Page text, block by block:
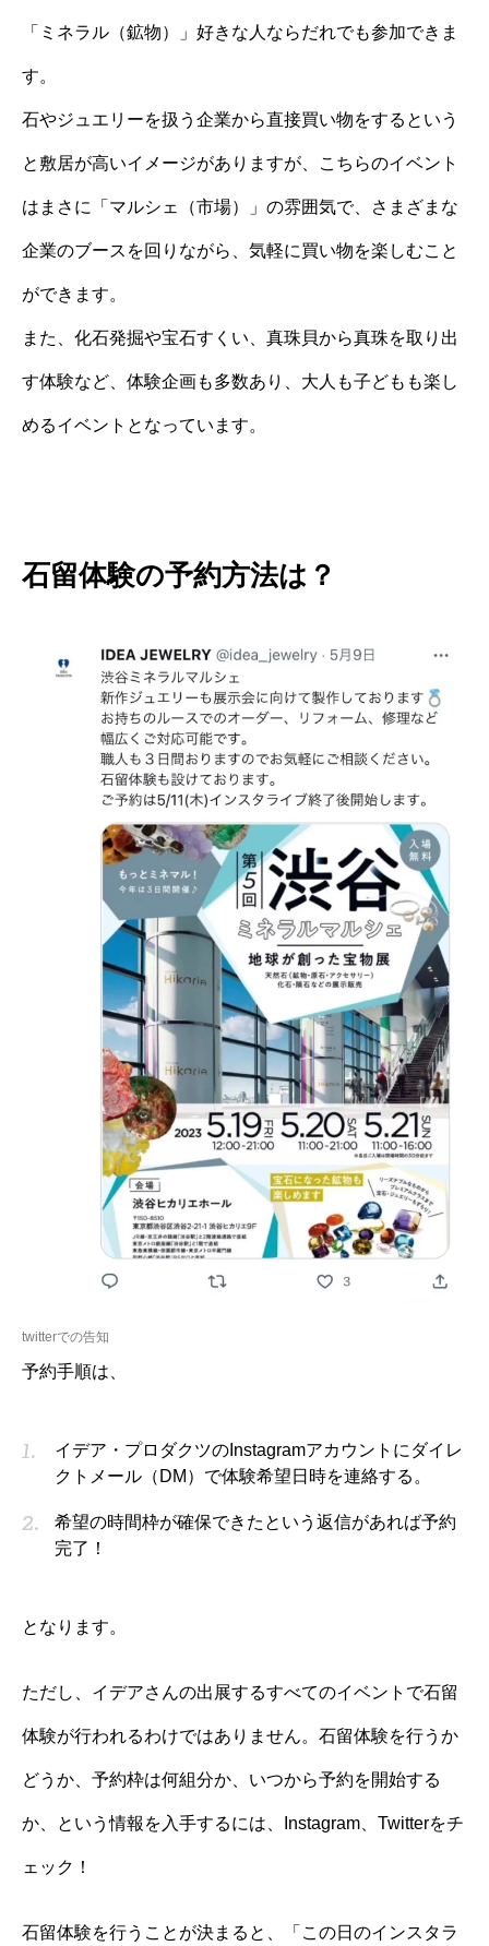
「ミネラル（鉱物）」好きな人ならだれでも参加できま
す。
石やジュエリーを扱う企業から直接買い物をするという
と敷居が高いイメージがありますが、こちらのイベント
はまさに「マルシェ（市場）」の雰囲気で、さまざまな
企業のブースを回りながら、気軽に買い物を楽しむこと
ができます。
また、化石発掘や宝石すくい、真珠貝から真珠を取り出
す体験など、体験企画も多数あり、大人も子どもも楽し
めるイベントとなっています。
石留体験の予約方法は？
twitterでの告知
予約手順は、
イデア・プロダクツのInstagramアカウントにダイレ
クトメール（DM）で体験希望日時を連絡する。
希望の時間枠が確保できたという返信があれば予約
完了！
となります。
ただし、イデアさんの出展するすべてのイベントで石留
体験が行われるわけではありません。石留体験を行うか
どうか、予約枠は何組分か、いつから予約を開始する
か、という情報を入手するには、Instagram、Twitterをチ
ェック！
石留体験を行うことが決まると、「この日のインスタラ